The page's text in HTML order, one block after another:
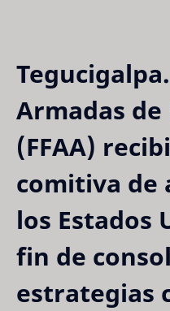
Tegucigalpa.
Armadas
(FFAA)
comitiva de
los Estados
fin de
estrategias